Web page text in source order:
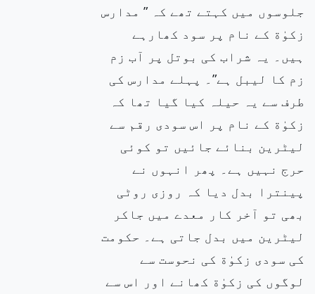
جلوسوں میں کہتے تھے کہ ” مدارس
زکوٰة کے نام پر سود کھارہے
ہیں۔ یہ شراب کی بوتل پر آب زم
زم کا لیبل ہے”۔ پہلے مدارس کی
طرف سے یہ حیلہ کیا گیا تھا کہ
زکوٰة کے نام پر اس سودی رقم سے
لیٹرین بنائے جائیں تو کوئی
حرج نہیں ہے۔ پھر انہوں نے
پینترا بدل دیا کہ روزی روٹی
بھی تو آخر کار معدے میں جاکر
لیٹرین میں بدل جاتی ہے۔ حکومت
کی سودی زکوٰة کی نحوست سے
لوگوں کی زکوٰة کھانے اور اس سے